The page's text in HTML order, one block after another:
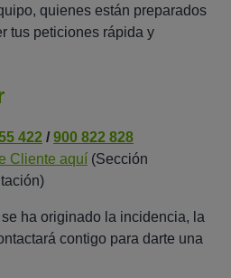
quienes están preparados
tus peticiones rápida y
422 / 900 822 828
Cliente aquí (Sección
ha originado la incidencia, la
contigo para darte una